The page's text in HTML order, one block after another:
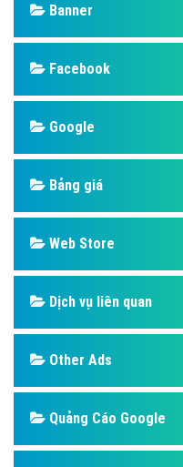
Banner
Facebook
Google
Bảng giá
Web Store
Dịch vụ liên quan
Other Ads
Quảng Cáo Google